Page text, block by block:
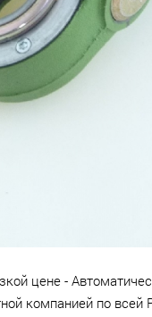
цене -
компанией по всей